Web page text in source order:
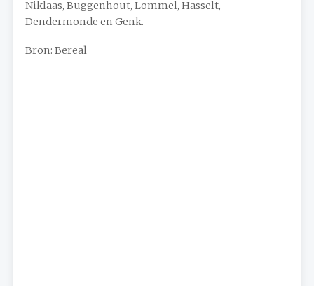
Niklaas, Buggenhout, Lommel, Hasselt,
Dendermonde en Genk.
Bron: Bereal